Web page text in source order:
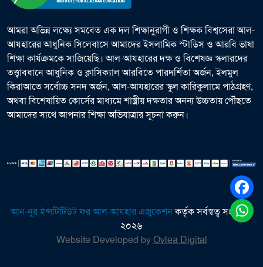
আমরা অভিন্ন লক্ষ্যে সমবেত এক দল শিক্ষানুরাগী ও শিক্ষক বিশ্বসেরা আল-
আযহারের আধুনিক সিলেবাসে আমাদের ইসলামিক স্টাডিস ও আরবি ভাষা
শিক্ষা কার্যক্রমকে সাজিয়েছি। আল-আযহারের দক্ষ ও বিশেষজ্ঞ স্কলারদের
তত্ত্বাবধানে আধুনিক ও ক্লাসিক্যাল আরবিতে পারদর্শিতা অর্জন, ইলমুল
কিরাআতে সর্বোচ্চ সনদ অর্জন, আল-আযহারের স্কুল কারিকুলামে পাঠগ্রহণ,
অথবা বিশেষায়িত কোর্সের মাধ্যমে শাস্ত্রীয় দক্ষতার অনন্য উচ্চতায় পৌঁছতে
আমাদের সাথে আপনার শিক্ষা অভিযাত্রার সূচনা করুন।
আন-নুর ইন্সটিটিউট ফর আল-আযহার এজুকেশনকর্তৃক সর্বস্বত্ব সংরক্ষিত
২০২৬
Website Developed byOvlea Digital